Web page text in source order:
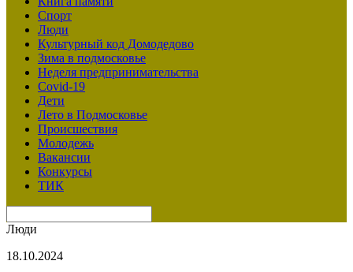
Спорт
Люди
Культурный код Домодедово
Зима в подмосковье
Неделя предпринимательства
Covid-19
Дети
Лето в Подмосковье
Происшествия
Молодежь
Вакансии
Конкурсы
ТИК
Люди
18.10.2024